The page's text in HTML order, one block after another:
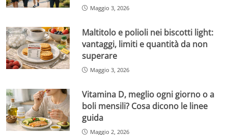
Maggio 3, 2026
Maltitolo e polioli nei biscotti light:
vantaggi, limiti e quantità da non
superare
Maggio 3, 2026
Vitamina D, meglio ogni giorno o a
boli mensili? Cosa dicono le linee
guida
Maggio 2, 2026